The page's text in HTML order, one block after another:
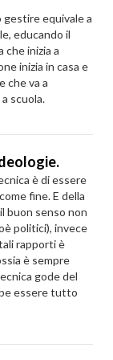
equivale a
educando il
che inizia a
inizia in casa e
che va a
scuola.
è di essere
fine. E della
buon senso non
politici), invece
rapporti è
è sempre
gode del
essere tutto